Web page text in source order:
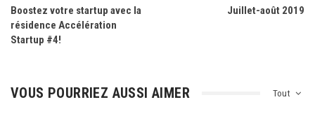
Boostez votre startup avec la
résidence Accélération
Startup #4!
Juillet-août 2019
Tout
VOUS POURRIEZ AUSSI AIMER